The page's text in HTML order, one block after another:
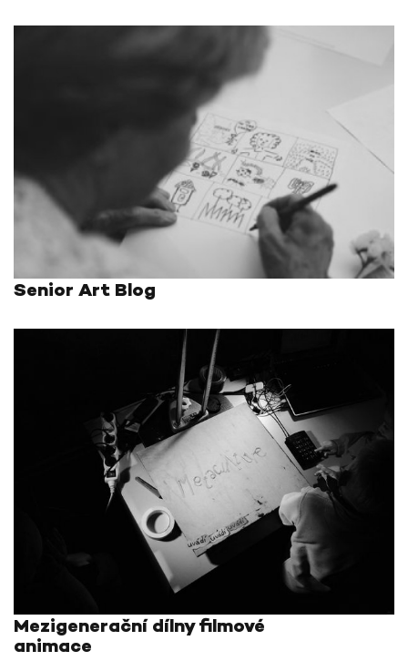
Senior Art Blog
Mezigenerační dílny filmové
animace